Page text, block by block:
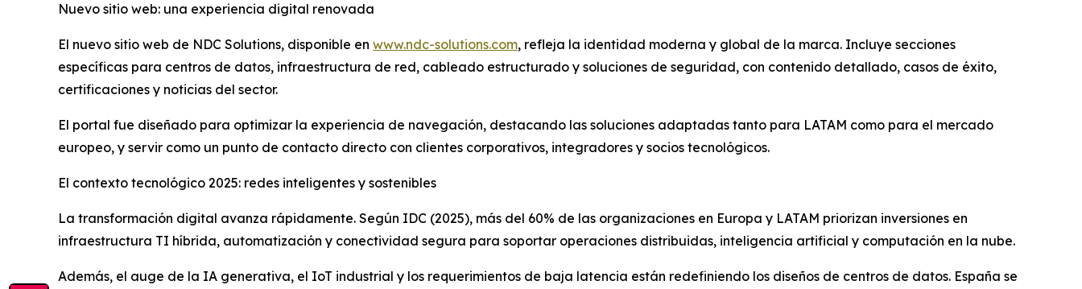
Nuevo sitio web: una experiencia digital renovada
El nuevo sitio web de NDC Solutions, disponible en www.ndc-solutions.com, refleja la identidad moderna y global de la marca. Incluye secciones
específicas para centros de datos, infraestructura de red, cableado estructurado y soluciones de seguridad, con contenido detallado, casos de éxito,
certificaciones y noticias del sector.
El portal fue diseñado para optimizar la experiencia de navegación, destacando las soluciones adaptadas tanto para LATAM como para el mercado
europeo, y servir como un punto de contacto directo con clientes corporativos, integradores y socios tecnológicos.
El contexto tecnológico 2025: redes inteligentes y sostenibles
La transformación digital avanza rápidamente. Según IDC (2025), más del 60% de las organizaciones en Europa y LATAM priorizan inversiones en
infraestructura TI híbrida, automatización y conectividad segura para soportar operaciones distribuidas, inteligencia artificial y computación en la nube.
Además, el auge de la IA generativa, el IoT industrial y los requerimientos de baja latencia están redefiniendo los diseños de centros de datos. España se